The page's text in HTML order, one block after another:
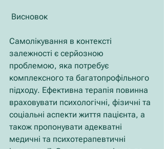
Висновок
Самолікування в контексті
залежності є серйозною
проблемою, яка потребує
комплексного та багатопрофільного
підходу. Ефективна терапія повинна
враховувати психологічні, фізичні та
соціальні аспекти життя пацієнта, а
також пропонувати адекватні
медичні та психотерапевтичні